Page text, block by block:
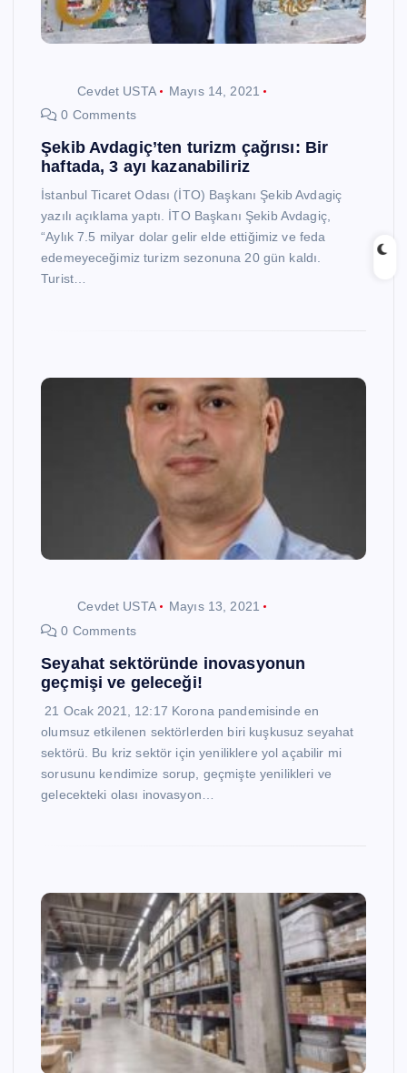
Cevdet USTA
Mayıs 14, 2021
0 Comments
Şekib Avdagiç’ten turizm çağrısı: Bir
haftada, 3 ayı kazanabiliriz
İstanbul Ticaret Odası (İTO) Başkanı Şekib Avdagiç
yazılı açıklama yaptı. İTO Başkanı Şekib Avdagiç,
“Aylık 7.5 milyar dolar gelir elde ettiğimiz ve feda
edemeyeceğimiz turizm sezonuna 20 gün kaldı.
Turist…
Cevdet USTA
Mayıs 13, 2021
0 Comments
Seyahat sektöründe inovasyonun
geçmişi ve geleceği!
21 Ocak 2021, 12:17 Korona pandemisinde en
olumsuz etkilenen sektörlerden biri kuşkusuz seyahat
sektörü. Bu kriz sektör için yeniliklere yol açabilir mi
sorusunu kendimize sorup, geçmişte yenilikleri ve
gelecekteki olası inovasyon…